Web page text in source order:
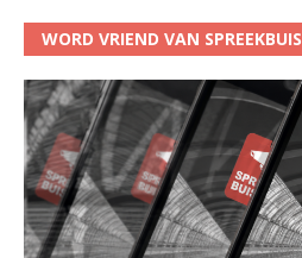
WORD VRIEND VAN SPREEKBUIS